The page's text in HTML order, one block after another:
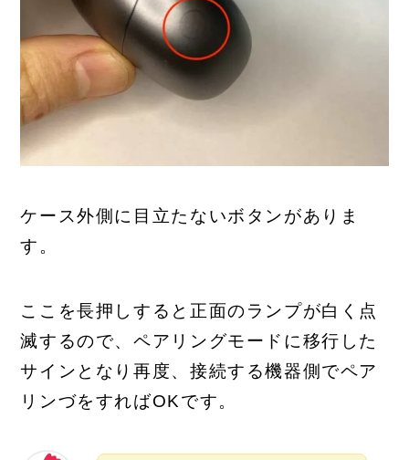
ケース外側に目立たないボタンがありま
す。
ここを長押しすると正面のランプが白く点
滅するので、ペアリングモードに移行した
サインとなり再度、接続する機器側でペア
リンづをすればOKです。